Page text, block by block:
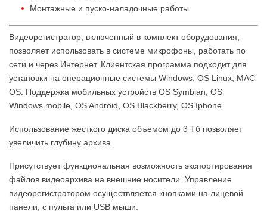
Монтажные и пуско-наладочные работы.
Видеорегистратор, включенный в комплект оборудования,
позволяет использовать в системе микрофоны, работать по
сети и через Интернет. Клиентская программа подходит для
установки на операционные системы Windows, OS Linux, MAC
OS. Поддержка мобильных устройств OS Symbian, OS
Windows mobile, OS Android, OS Blackberry, OS Iphone.
Использование жесткого диска объемом до 3 Тб позволяет
увеличить глубину архива.
Присутствует функциональная возможность экспортирования
файлов видеоархива на внешние носители. Управление
видеорегистратором осуществляется кнопками на лицевой
панели, с пульта или USB мыши.